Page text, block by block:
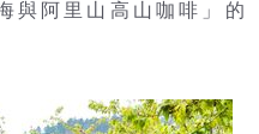
與阿里山高山咖啡」的